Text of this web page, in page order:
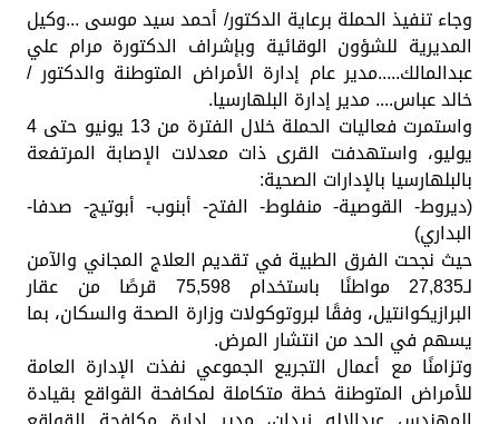
وجاء تنفيذ الحملة برعاية الدكتور/ أحمد سيد موسى ...وكيل
المديرية للشؤون الوقائية وبإشراف الدكتورة مرام علي
عبدالمالك.....مدير عام إدارة الأمراض المتوطنة والدكتور /
خالد عباس.... مدير إدارة البلهارسيا.
واستمرت فعاليات الحملة خلال الفترة من 13 يونيو حتى 4
يوليو، واستهدفت القرى ذات معدلات الإصابة المرتفعة
بالبلهارسيا بالإدارات الصحية:
(ديروط- القوصية- منفلوط- الفتح- أبنوب- أبوتيج- صدفا-
البداري)
حيث نجحت الفرق الطبية في تقديم العلاج المجاني والآمن
لـ27,835 مواطنًا باستخدام 75,598 قرصًا من عقار
البرازيكوانتيل، وفقًا لبروتوكولات وزارة الصحة والسكان، بما
يسهم في الحد من انتشار المرض.
وتزامنًا مع أعمال التجريع الجموعي نفذت الإدارة العامة
للأمراض المتوطنة خطة متكاملة لمكافحة القواقع بقيادة